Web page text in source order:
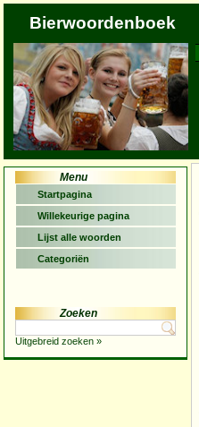
Bierwoordenboek
Menu
Startpagina
Willekeurige pagina
Lijst alle woorden
Categoriën
Zoeken
Uitgebreid zoeken »